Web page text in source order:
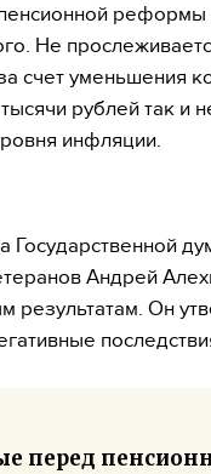
реформы
Не
счет уменьшения
рублей так и
инфляции.
Андрей
Он
перед